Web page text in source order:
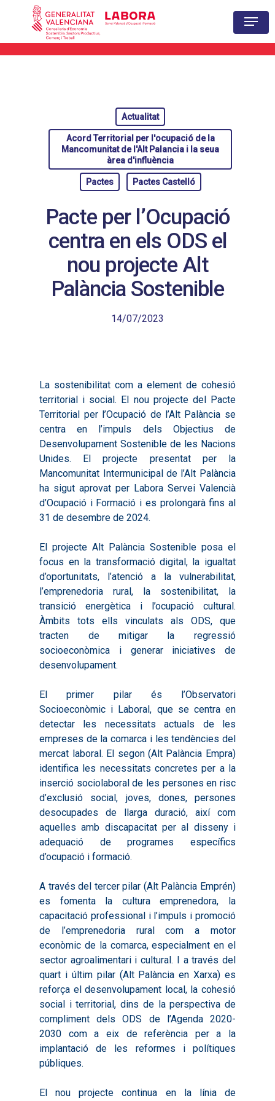
Actualitat
Acord Territorial per l'ocupació de la
Mancomunitat de l'Alt Palancia i la seua
àrea d'influència
Pactes Pactes Castelló
Pacte per l’Ocupació
centra en els ODS el
nou projecte Alt
Palància Sostenible
14/07/2023
La sostenibilitat com a element de cohesió
territorial i social. El nou projecte del Pacte
Territorial per l’Ocupació de l’Alt Palància se
centra en l’impuls dels Objectius de
Desenvolupament Sostenible de les Nacions
Unides. El projecte presentat per la
Mancomunitat Intermunicipal de l’Alt Palància
ha sigut aprovat per Labora Servei Valencià
d’Ocupació i Formació i es prolongarà fins al
31 de desembre de 2024.
El projecte Alt Palància Sostenible posa el
focus en la transformació digital, la igualtat
d’oportunitats, l’atenció a la vulnerabilitat,
l’emprenedoria rural, la sostenibilitat, la
transició energètica i l’ocupació cultural.
Àmbits tots ells vinculats als ODS, que
tracten de mitigar la regressió
socioeconòmica i generar iniciatives de
desenvolupament.
El primer pilar és l’Observatori
Socioeconòmic i Laboral, que se centra en
detectar les necessitats actuals de les
empreses de la comarca i les tendències del
mercat laboral. El segon (Alt Palància Empra)
identifica les necessitats concretes per a la
inserció sociolaboral de les persones en risc
d’exclusió social, joves, dones, persones
desocupades de llarga duració, així com
aquelles amb discapacitat per al disseny i
adequació de programes específics
d’ocupació i formació.
A través del tercer pilar (Alt Palància Emprén)
es fomenta la cultura emprenedora, la
capacitació professional i l’impuls i promoció
de l’emprenedoria rural com a motor
econòmic de la comarca, especialment en el
sector agroalimentari i cultural. I a través del
quart i últim pilar (Alt Palància en Xarxa) es
reforça el desenvolupament local, la cohesió
social i territorial, dins de la perspectiva de
compliment dels ODS de l’Agenda 2020-
2030 com a eix de referència per a la
implantació de les reformes i polítiques
públiques.
El nou projecte continua en la línia de